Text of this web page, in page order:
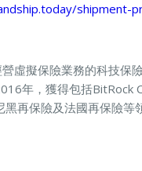
shipment-
虛擬保險業務的科技保
年，獲得包括BitRock
再保險及法國再保險